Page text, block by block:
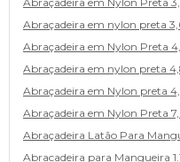
Abraçadeira em nylon preta
Abraçadeira em Nylon Preta
Abraçadeira em nylon preta
Abraçadeira em Nylon preta
Abraçadeira em Nylon Preta
Abraçadeira Latão Para
Abracadeira para Mangueira